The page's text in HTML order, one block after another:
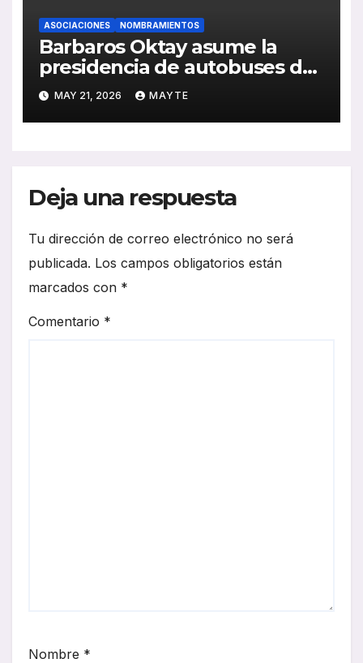
ASOCIACIONES NOMBRAMIENTOS
Barbaros Oktay asume la
presidencia de autobuses de
ACEA en un momento clave
para la electrificación del
sector
MAY 21, 2026 MAYTE
Deja una respuesta
Tu dirección de correo electrónico no será
publicada. Los campos obligatorios están
marcados con *
Comentario *
Nombre *